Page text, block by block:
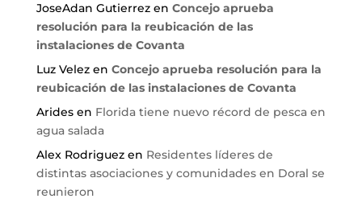
JoseAdan Gutierrezen Concejo aprueba
resolución para la reubicación de las
instalaciones de Covanta
Luz Velezen Concejo aprueba resolución para la
reubicación de las instalaciones de Covanta
Aridesen Florida tiene nuevo récord de pesca en
agua salada
Alex Rodriguezen Residentes líderes de
distintas asociaciones y comunidades en Doral se
reunieron